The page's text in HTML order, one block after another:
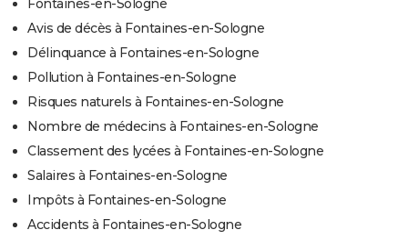
Fontaines-en-Sologne
Avis de décès à Fontaines-en-Sologne
Délinquance à Fontaines-en-Sologne
Pollution à Fontaines-en-Sologne
Risques naturels à Fontaines-en-Sologne
Nombre de médecins à Fontaines-en-Sologne
Classement des lycées à Fontaines-en-Sologne
Salaires à Fontaines-en-Sologne
Impôts à Fontaines-en-Sologne
Accidents à Fontaines-en-Sologne